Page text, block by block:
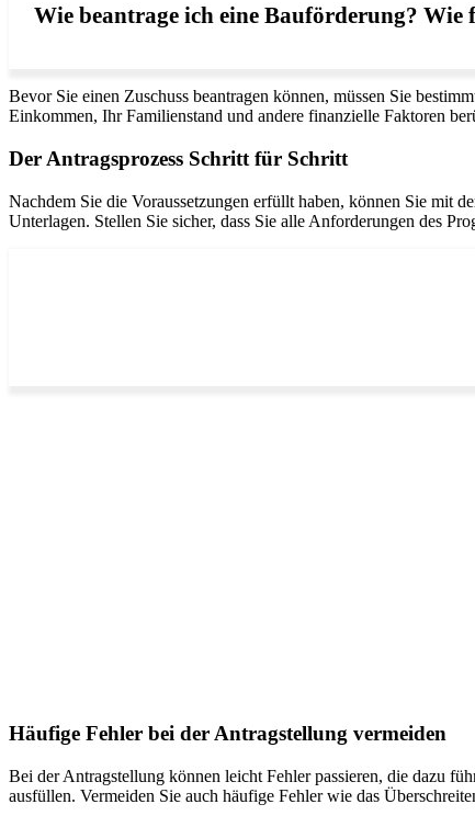
Wie beantrage ich eine Bauförderung?
Bevor Sie einen Zuschuss beantragen können, müssen Sie
Einkommen, Ihr Familienstand und andere finanzielle Faktoren
Der Antragsprozess Schritt für Schritt
Nachdem Sie die Voraussetzungen erfüllt haben, können Sie mit
Unterlagen. Stellen Sie sicher, dass Sie alle Anforderungen des
Häufige Fehler bei der Antragstellung vermeiden
Bei der Antragstellung können leicht Fehler passieren, die dazu
ausfüllen. Vermeiden Sie auch häufige Fehler wie das